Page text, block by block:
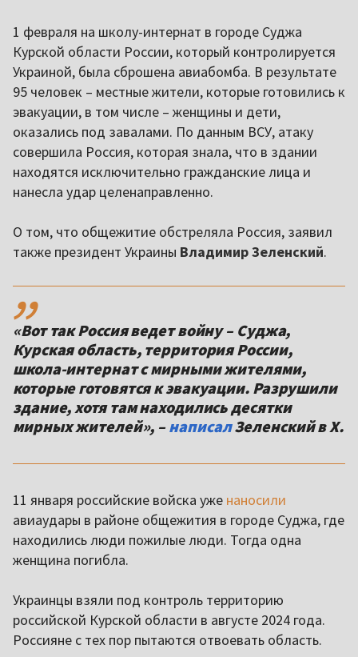
1 февраля на школу-интернат в городе Суджа
Курской области России, который контролируется
Украиной, была сброшена авиабомба. В результате
95 человек – местные жители, которые готовились к
эвакуации, в том числе – женщины и дети,
оказались под завалами. По данным ВСУ, атаку
совершила Россия, которая знала, что в здании
находятся исключительно гражданские лица и
нанесла удар целенаправленно.
О том, что общежитие обстреляла Россия, заявил
также президент Украины Владимир Зеленский.
,,
«Вот так Россия ведет войну – Суджа,
Курская область, территория России,
школа-интернат с мирными жителями,
которые готовятся к эвакуации. Разрушили
здание, хотя там находились десятки
мирных жителей», – написалЗеленский в Х.
11 января российские войска уже наносили
авиаудары в районе общежития в городе Суджа, где
находились люди пожилые люди. Тогда одна
женщина погибла.
Украинцы взяли под контроль территорию
российской Курской области в августе 2024 года.
Россияне с тех пор пытаются отвоевать область.